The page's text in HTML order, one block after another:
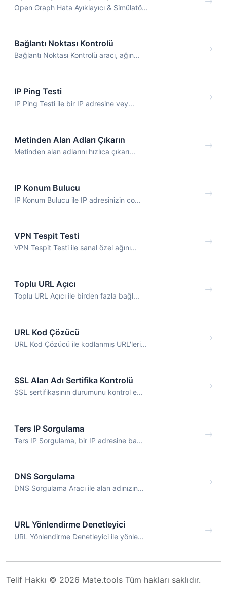
Open Graph Hata Ayıklayıcı & Simülatö...
Bağlantı Noktası Kontrolü
Bağlantı Noktası Kontrolü aracı, ağın...
IP Ping Testi
IP Ping Testi ile bir IP adresine vey...
Metinden Alan Adları Çıkarın
Metinden alan adlarını hızlıca çıkarı...
IP Konum Bulucu
IP Konum Bulucu ile IP adresinizin co...
VPN Tespit Testi
VPN Tespit Testi ile sanal özel ağını...
Toplu URL Açıcı
Toplu URL Açıcı ile birden fazla bağl...
URL Kod Çözücü
URL Kod Çözücü ile kodlanmış URL'leri...
SSL Alan Adı Sertifika Kontrolü
SSL sertifikasının durumunu kontrol e...
Ters IP Sorgulama
Ters IP Sorgulama, bir IP adresine ba...
DNS Sorgulama
DNS Sorgulama Aracı ile alan adınızın...
URL Yönlendirme Denetleyici
URL Yönlendirme Denetleyici ile yönle...
Telif Hakkı © 2026 Mate.tools Tüm hakları saklıdır.